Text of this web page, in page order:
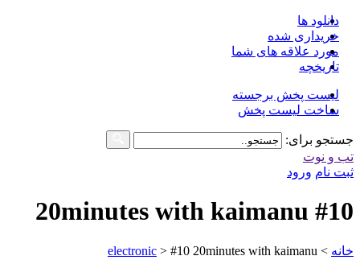
دانلود ها
خریداری شده
مورد علاقه های شما
تاریخچه
لیست پخش برجسته
ساخت لیست پخش
جستجو برای:
تب و نوت
ثبت نام ورود
#10 20minutes with kaimanu
خانه >
electronic > #10 20minutes with kaimanu